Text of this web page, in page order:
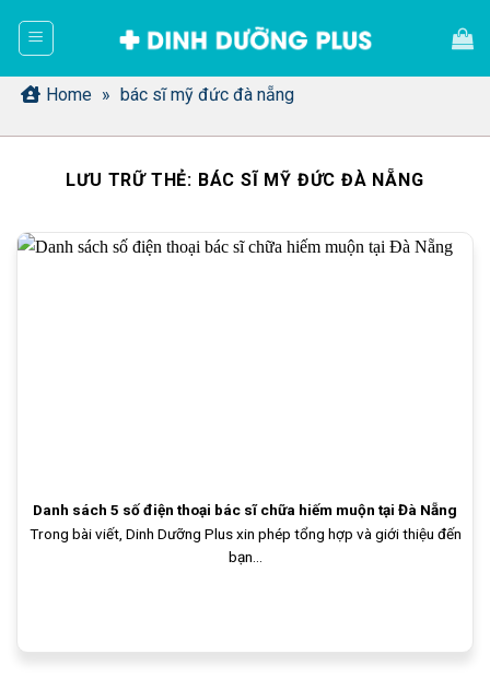
dung Home » bác sĩ mỹ đức đà nẵng
LƯU TRỮ THẺ: BÁC SĨ MỸ ĐỨC ĐÀ NẴNG
Danh sách 5 số điện thoại bác sĩ chữa hiếm muộn tại Đà Nẵng
Trong bài viết, Dinh Dưỡng Plus xin phép tổng hợp và giới thiệu đến
bạn...